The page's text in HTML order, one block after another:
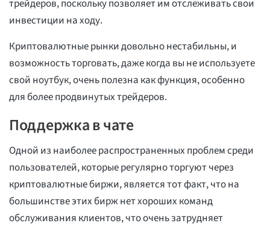
трейдеров, поскольку позволяет им отслеживать свои
инвестиции на ходу.
Криптовалютные рынки довольно нестабильны, и
возможность торговать, даже когда вы не используете
свой ноутбук, очень полезна как функция, особенно
для более продвинутых трейдеров.
Поддержка в чате
Одной из наиболее распространенных проблем среди
пользователей, которые регулярно торгуют через
криптовалютные биржи, является тот факт, что на
большинстве этих бирж нет хороших команд
обслуживания клиентов, что очень затрудняет